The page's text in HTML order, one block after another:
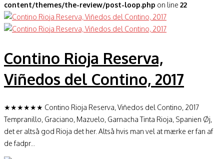
content/themes/the-review/post-loop.php on line 22
Contino Rioja Reserva,
Viñedos del Contino, 2017
★★★★★★ Contino Rioja Reserva, Viñedos del Contino, 2017
Tempranillo, Graciano, Mazuelo, Garnacha Tinta Rioja, Spanien Øj,
det er altså god Rioja det her. Altså hvis man vel at mærke er fan af
de fadpr...